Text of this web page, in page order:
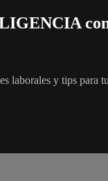
laborales y tips